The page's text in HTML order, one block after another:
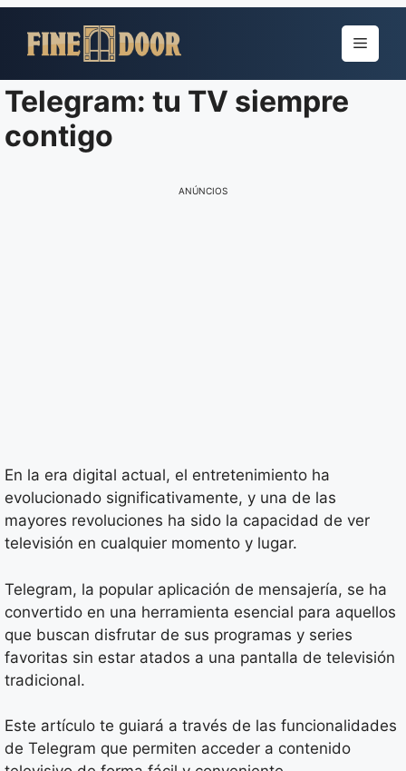
para
conteúdo
Menu
Telegram: tu TV siempre
contigo
ANÚNCIOS
En la era digital actual, el entretenimiento ha
evolucionado significativamente, y una de las
mayores revoluciones ha sido la capacidad de ver
televisión en cualquier momento y lugar.
Telegram, la popular aplicación de mensajería, se ha
convertido en una herramienta esencial para aquellos
que buscan disfrutar de sus programas y series
favoritas sin estar atados a una pantalla de televisión
tradicional.
Este artículo te guiará a través de las funcionalidades
de Telegram que permiten acceder a contenido